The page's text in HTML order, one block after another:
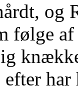
og
følge